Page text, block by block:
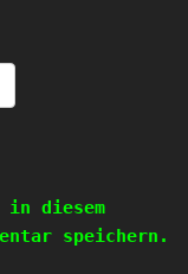
in diesem
speichern.